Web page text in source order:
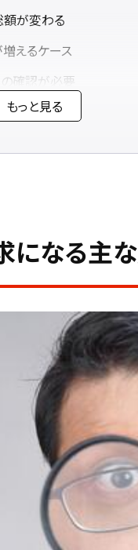
が変わる
えるケース
確認が必要
いケース
め料金を下げやすい
の確認手順
もっと見る
になる主